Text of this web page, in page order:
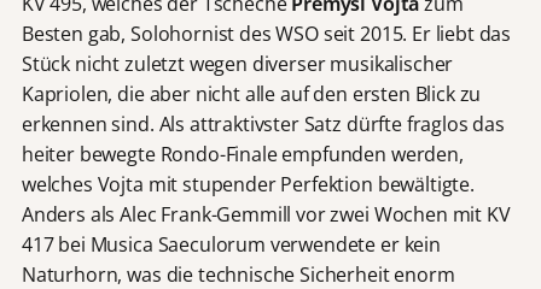
Besten gab, Solohornist des WSO seit 2015. Er liebt das
Stück nicht zuletzt wegen diverser musikalischer
Kapriolen, die aber nicht alle auf den ersten Blick zu
erkennen sind. Als attraktivster Satz dürfte fraglos das
heiter bewegte Rondo-Finale empfunden werden,
welches Vojta mit stupender Perfektion bewältigte.
Anders als Alec Frank-Gemmill vor zwei Wochen mit KV
417 bei Musica Saeculorum verwendete er kein
Naturhorn, was die technische Sicherheit enorm